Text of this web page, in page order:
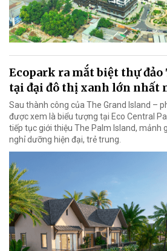
Ecopark ra mắt biệt thự
tại đại đô thị xanh lớn nhất
Sau thành công của The Grand Island –
được xem là biểu tượng tại Eco Central
tiếp tục giới thiệu The Palm Island, mảnh
nghỉ dưỡng hiện đại, trẻ trung.